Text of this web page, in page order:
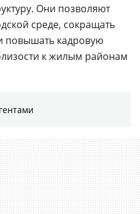
Они позволяют
среде, сокращать
повышать кадровую
к жилым районам